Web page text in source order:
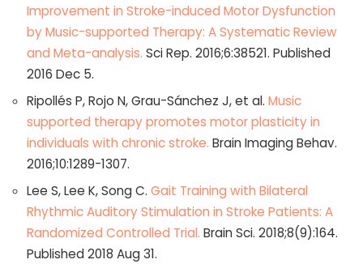
Improvement in Stroke-induced Motor Dysfunction
by Music-supported Therapy: A Systematic Review
and Meta-analysis. Sci Rep. 2016;6:38521. Published
2016 Dec 5.
Ripollés P, Rojo N, Grau-Sánchez J, et al. Music
supported therapy promotes motor plasticity in
individuals with chronic stroke. Brain Imaging Behav.
2016;10:1289-1307.
Lee S, Lee K, Song C. Gait Training with Bilateral
Rhythmic Auditory Stimulation in Stroke Patients: A
Randomized Controlled Trial. Brain Sci. 2018;8(9):164.
Published 2018 Aug 31.